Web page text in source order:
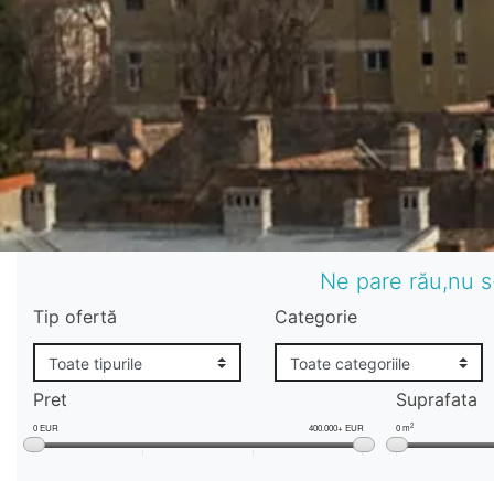
Ne pare rău,nu
Tip ofertă Categorie
Pret
0 EUR 400.000+ EUR
Suprafata
0 m2